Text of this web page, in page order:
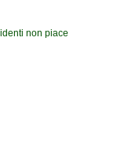
non piace